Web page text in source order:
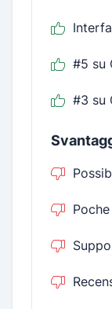
#5 su
#3 su